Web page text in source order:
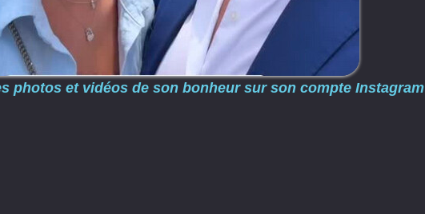
photos et vidéos de son bonheur sur son compte Instagram